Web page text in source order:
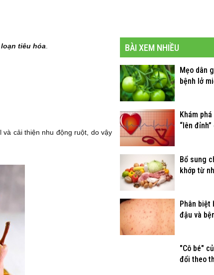
tiêu hóa
cải thiện nhu động ruột, do vậy
BÀI XEM NHIỀU
Mẹo dân
bệnh lở
Khám
“lên
Bổ sung
khớp từ
Phân biệt
đậu và
"Cô bé"
đổi theo